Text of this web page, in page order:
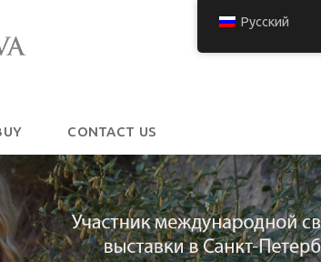
CONTACT US
Русский